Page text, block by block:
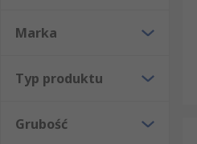
Marka
Typ produktu
Grubość